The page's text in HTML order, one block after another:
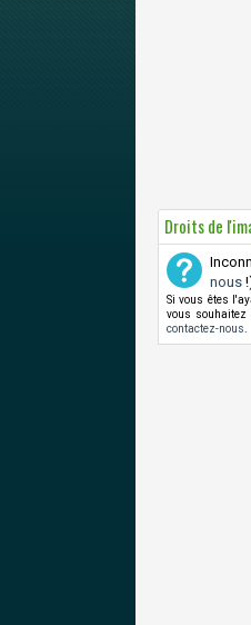
Droits de
nous
Si vous êtes
vous souhaitez
contactez-nous